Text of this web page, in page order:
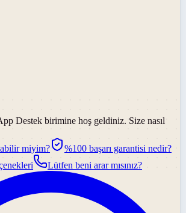
Destek birimine hoş geldiniz. Size nasıl
miyim?
%100 başarı garantisi nedir?
Lütfen beni arar mısınız?